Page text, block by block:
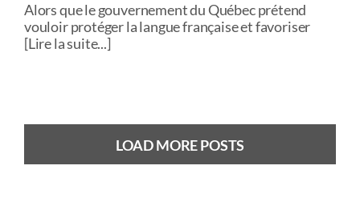
Alors que le gouvernement du Québec prétend
vouloir protéger la langue française et favoriser
[Lire la suite...]
LOAD MORE POSTS